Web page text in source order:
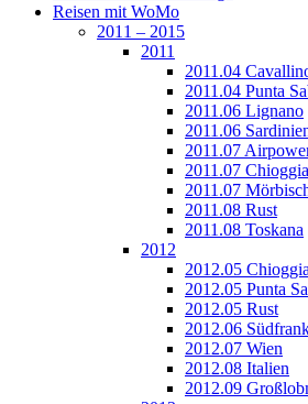
Reisen mit WoMo
2011 – 2015
2011
2011.04
2011.04 Punta
2011.06 Lignano
2011.06
2011.07
2011.07 Chioggia
2011.07
2011.08 Rust
2011.08 Toskana
2012
2012.05
2012.05 Punta
2012.05 Rust
2012.06
2012.07 Wien
2012.08 Italien
2012.09